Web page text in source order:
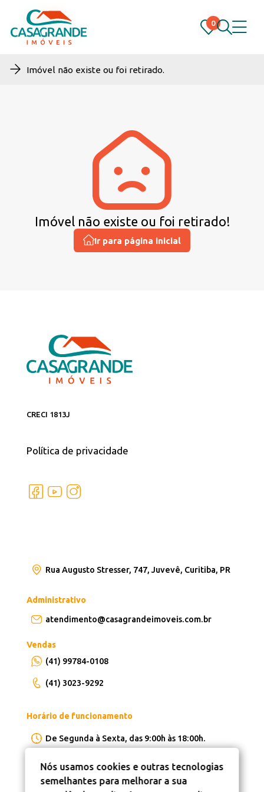
0
0
Imóvel não existe ou foi retirado.
Imóvel não existe ou foi retirado!
Ir para página inicial
CRECI 1813J
Política de privacidade
Rua Augusto Stresser, 747, Juvevê, Curitiba, PR
Administrativo
atendimento@casagrandeimoveis.com.br
Vendas
(41) 99784-0108
(41) 3023-9292
Horário de funcionamento
De Segunda à Sexta, das 9:00h às 18:00h.
Nós usamos cookies e outras tecnologias
semelhantes para melhorar a sua